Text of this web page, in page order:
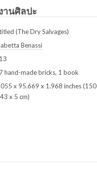
านศิลปะ
(The Dry Salvages)
Benassi
hand-made bricks, 1 book
x 95.669 x 1.968 inches (150
x 5 cm)